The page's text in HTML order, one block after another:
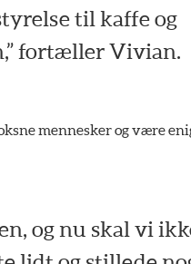
til kaffe og
fortæller Vivian.
mennesker og være
og nu skal vi